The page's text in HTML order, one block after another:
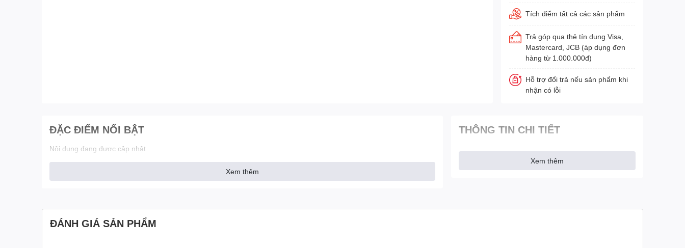
Tích điểm tất cả các sản phẩm
Trả góp qua thẻ tín dụng Visa,
Mastercard, JCB (áp dụng đơn
hàng từ 1.000.000đ)
Hỗ trợ đổi trả nếu sản phẩm khi
nhận có lỗi
ĐẶC ĐIỂM NỔI BẬT
Nội dung đang được cập nhật
Xem thêm
THÔNG TIN CHI TIẾT
Xem thêm
ĐÁNH GIÁ SẢN PHẨM